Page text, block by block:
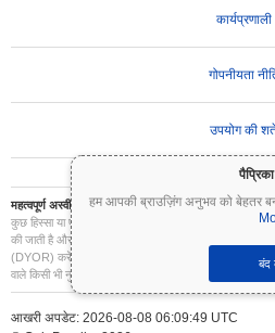
हम आपकी ब्राउज़िंग अनुभव को बेहतर
बंद
कार्यप्रणाली
गोपनीयता
उपयोग की
महत्वपूर्ण अस्वीकरण:क्रिप्टोकरेंसी अत्यधिक अस्थिर हैं और
कुछ हिस्सा या पूरा निवेश खो सकते हैं। Coinpaprika पर सभी
की जाती है और यह वित्तीय या निवेश सलाह नहीं है। निवेश के
(DYOR) करें और किसी योग्य वित्तीय सलाहकार से परामर्श
वाले किसी भी नुकसान के लिए उत्तरदायी नहीं है।
आखरी अपडेट: 2026-08-08 06:09:49 UTC